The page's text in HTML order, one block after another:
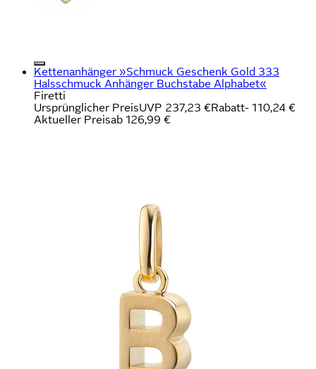
Kettenanhänger »Schmuck Geschenk Gold 333
Halsschmuck Anhänger Buchstabe Alphabet«
Firetti
Ursprünglicher PreisUVP 237,23 €Rabatt- 110,24 €
Aktueller Preisab 126,99 €